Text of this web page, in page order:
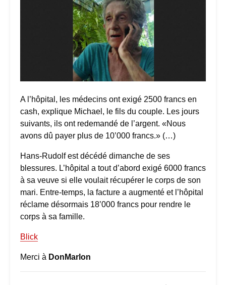
A l’hôpital, les médecins ont exigé 2500 francs en
cash, explique Michael, le fils du couple. Les jours
suivants, ils ont redemandé de l’argent. «Nous
avons dû payer plus de 10’000 francs.» (…)
Hans-Rudolf est décédé dimanche de ses
blessures. L’hôpital a tout d’abord exigé 6000 francs
à sa veuve si elle voulait récupérer le corps de son
mari. Entre-temps, la facture a augmenté et l’hôpital
réclame désormais 18’000 francs pour rendre le
corps à sa famille.
Blick
Merci à DonMarlon